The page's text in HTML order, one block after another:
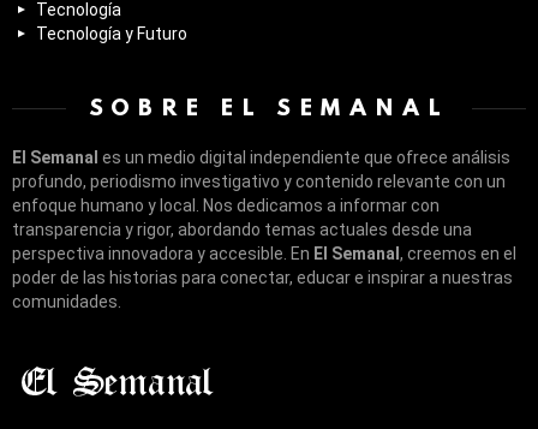
Tecnología
Tecnología y Futuro
SOBRE EL SEMANAL
El Semanal es un medio digital independiente que ofrece análisis
profundo, periodismo investigativo y contenido relevante con un
enfoque humano y local. Nos dedicamos a informar con
transparencia y rigor, abordando temas actuales desde una
perspectiva innovadora y accesible. En El Semanal , creemos en el
poder de las historias para conectar, educar e inspirar a nuestras
comunidades.